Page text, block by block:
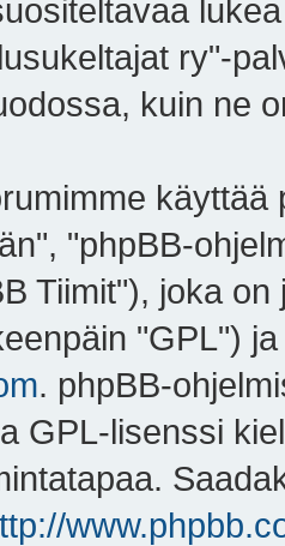
ry"-
kuin ne
"phpBB-
Tiimit"), joka on
"GPL")
. phpBB-
GPL-lisenssi